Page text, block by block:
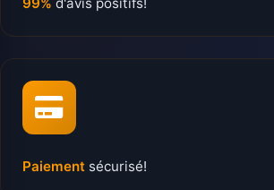
Paiement sécurisé!